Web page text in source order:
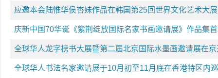
应邀本会陆惟华侯杏妹作品在韩国第25回世界文化艺术大
庆新中国70华诞《紫荆绽放国际名家书画邀请展》作品集
全球华人龙字榜书大展暨第二届北京国际水墨画邀请展在
全球华人书法名家邀请展于10月初至11月底在香港特区内